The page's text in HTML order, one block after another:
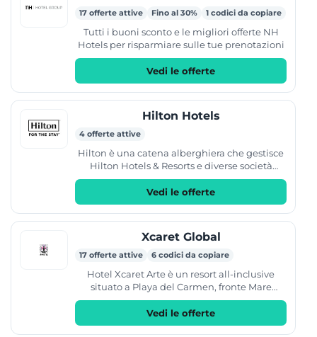
17 offerte attive Fino al 30% 1 codici da copiare
Tutti i buoni sconto e le migliori offerte NH
Hotels per risparmiare sulle tue prenotazioni
Vedi le offerte
Hilton Hotels
4 offerte attive
Hilton è una catena alberghiera che gestisce
Hilton Hotels & Resorts e diverse società
affiliate. L'azienda offre servizi di...
Vedi le offerte
Xcaret Global
17 offerte attive 6 codici da copiare
Hotel Xcaret Arte è un resort all-inclusive
situato a Playa del Carmen, fronte Mare
Caraibi. La struttura dispone di 900 suite
dedicate agli adulti...
Vedi le offerte